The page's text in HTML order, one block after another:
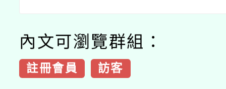
內文可瀏覽群組：
註冊會員 訪客